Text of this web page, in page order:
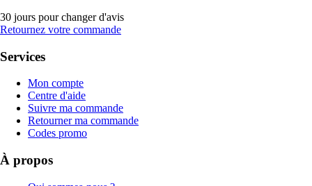
30 jours pour changer d'avis
Retournez votre commande
Services
Mon compte
Centre d'aide
Suivre ma commande
Retourner ma commande
Codes promo
À propos